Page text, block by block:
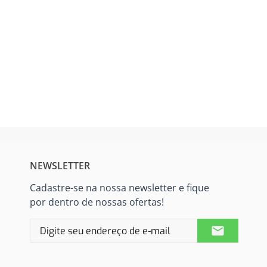
NEWSLETTER
Cadastre-se na nossa newsletter e fique
por dentro de nossas ofertas!